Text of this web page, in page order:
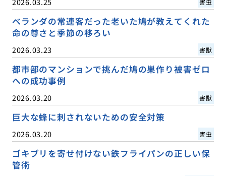
ベランダの常連客だった老いた鳩が教えてくれた
命の尊さと季節の移ろい
2026.03.23 害獣
都市部のマンションで挑んだ鳩の巣作り被害ゼロ
への成功事例
2026.03.20 害獣
巨大な蜂に刺されないための安全対策
2026.03.20 害虫
ゴキブリを寄せ付けない鉄フライパンの正しい保
管術